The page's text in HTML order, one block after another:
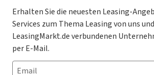
Kooperation mit AutoScout24
AGB
Datenschutz
Impressum
Magazin
Datenschutz-Einstellungen
So funktioniert’s
Häufig gestellte Fragen
Gebrauchtwagen Leasing
Leasing ohne Anzahlung
E-Auto Leasing
Privatleasing
Erhalten Sie die neuesten Leasing-
Services zum Thema Leasing von uns
LeasingMarkt.de verbundenen
per E-Mail.